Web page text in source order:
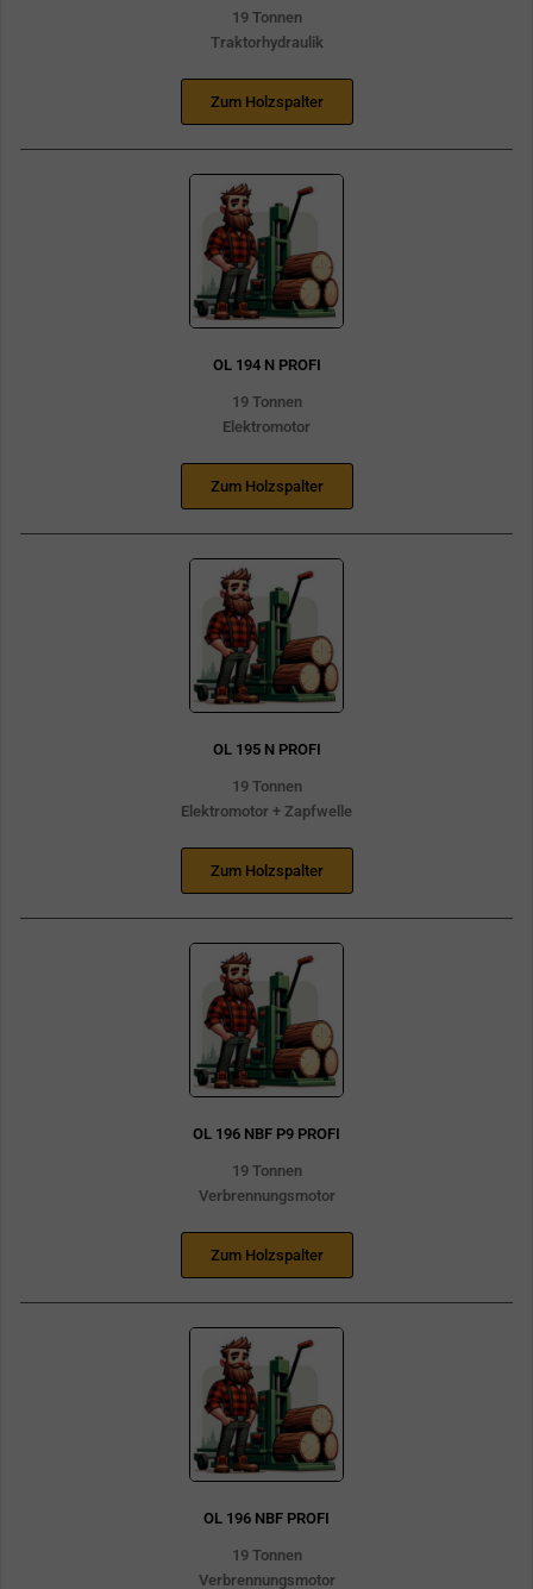
19 Tonnen
Traktorhydraulik
Zum Holzspalter
OL 194 N PROFI
19 Tonnen
Elektromotor
Zum Holzspalter
OL 195 N PROFI
19 Tonnen
Elektromotor + Zapfwelle
Zum Holzspalter
OL 196 NBF P9 PROFI
19 Tonnen
Verbrennungsmotor
Zum Holzspalter
OL 196 NBF PROFI
19 Tonnen
Verbrennungsmotor